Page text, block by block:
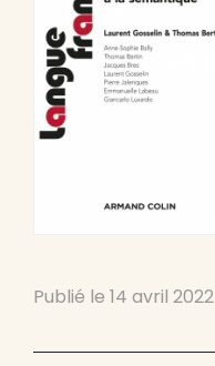
Publié le 14 avril 2022